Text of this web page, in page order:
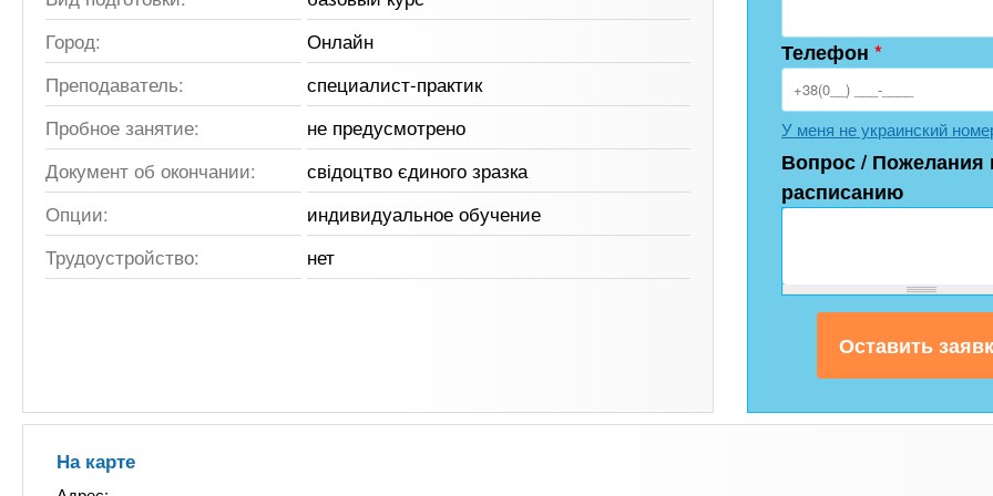
Город:
Онлайн
Преподаватель:
специалист-практик
Пробное занятие:
не предусмотрено
Документ об окончании:
свідоцтво єдиного зразка
Опции:
индивидуальное обучение
Трудоустройство:
нет
Телефон *
У меня не украинский
Вопрос / Пожелания
расписанию
На карте